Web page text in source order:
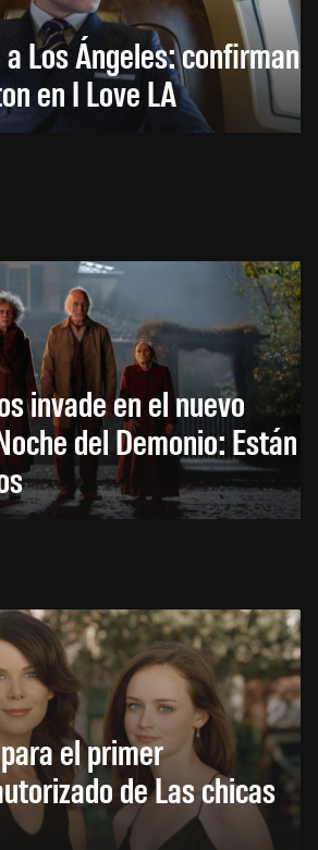
Los Ángeles: confirman
en I Love LA
invade en el nuevo
del Demonio: Están
el primer
de Las chicas